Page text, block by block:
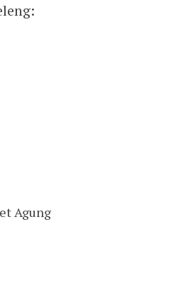
Agung